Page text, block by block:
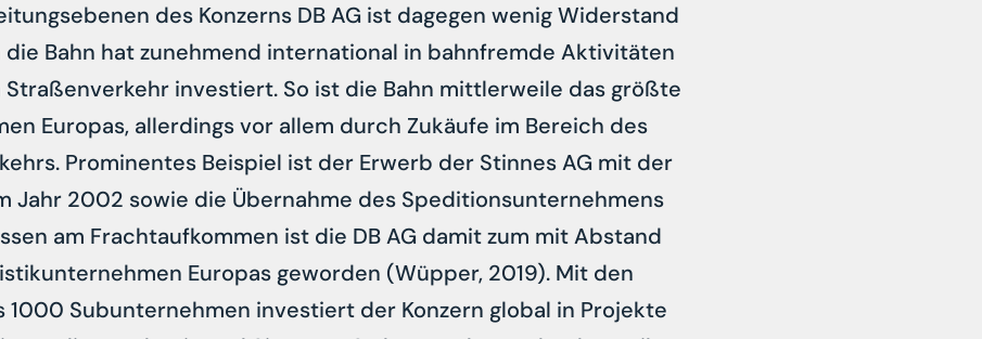
des Konzerns DB AG ist dagegen wenig Widerstand
Bahn hat zunehmend international in bahnfremde Aktivitäten
investiert. So ist die Bahn mittlerweile das größte
Europas, allerdings vor allem durch Zukäufe im Bereich des
Prominentes Beispiel ist der Erwerb der Stinnes AG mit der
Jahr 2002 sowie die Übernahme des Speditionsunternehmens
am Frachtaufkommen ist die DB AG damit zum mit Abstand
Europas geworden (Wüpper, 2019). Mit den
1000 Subunternehmen investiert der Konzern global in Projekte